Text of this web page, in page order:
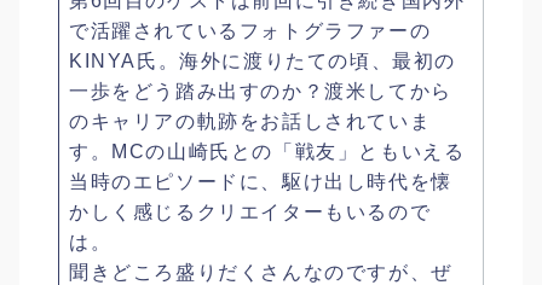
で活躍されているフォトグラファーの
KINYA氏。海外に渡りたての頃、最初の
一歩をどう踏み出すのか？渡米してから
のキャリアの軌跡をお話しされていま
す。MCの山崎氏との「戦友」ともいえる
当時のエピソードに、駆け出し時代を懐
かしく感じるクリエイターもいるので
は。
聞きどころ盛りだくさんなのですが、ぜ